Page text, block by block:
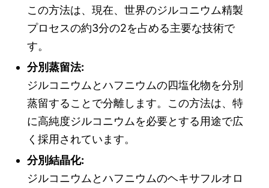
この方法は、現在、世界のジルコニウム精製
プロセスの約3分の2を占める主要な技術で
す。
分別蒸留法:
ジルコニウムとハフニウムの四塩化物を分別
蒸留することで分離します。この方法は、特
に高純度ジルコニウムを必要とする用途で広
く採用されています。
分別結晶化:
ジルコニウムとハフニウムのヘキサフルオロ